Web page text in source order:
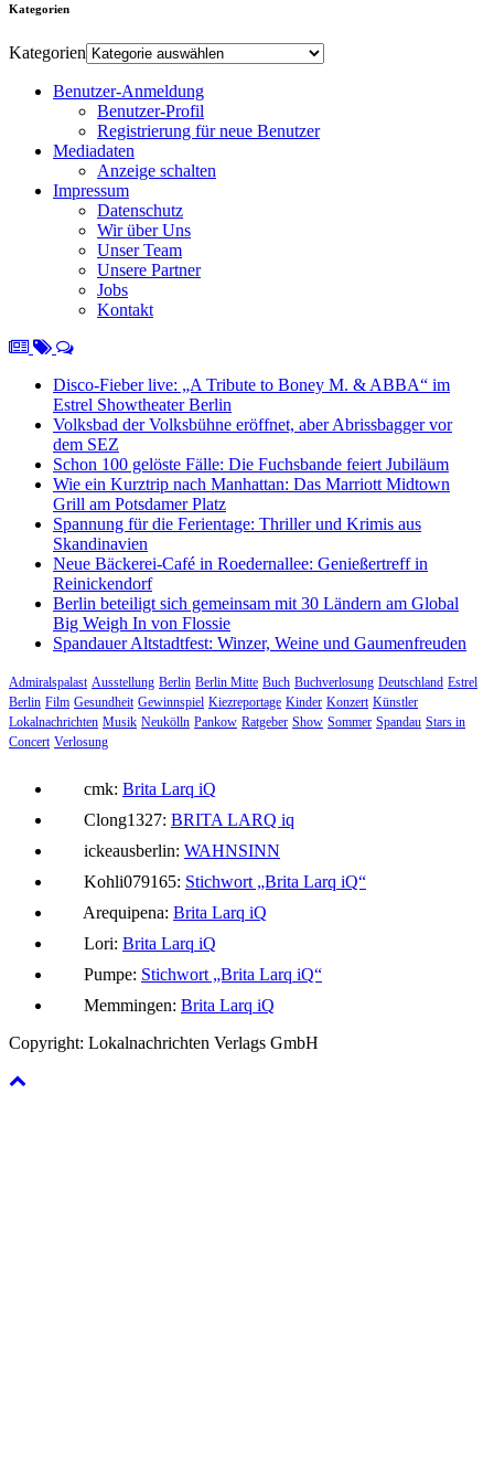
Kategorien
Kategorien
Benutzer-Anmeldung
Benutzer-Profil
Registrierung für neue Benutzer
Mediadaten
Anzeige schalten
Impressum
Datenschutz
Wir über Uns
Unser Team
Unsere Partner
Jobs
Kontakt
Disco-Fieber live: „A Tribute to Boney M. & ABBA“ im
Estrel Showtheater Berlin
Volksbad der Volksbühne eröffnet, aber Abrissbagger vor
dem SEZ
Schon 100 gelöste Fälle: Die Fuchsbande feiert Jubiläum
Wie ein Kurztrip nach Manhattan: Das Marriott Midtown
Grill am Potsdamer Platz
Spannung für die Ferientage: Thriller und Krimis aus
Skandinavien
Neue Bäckerei-Café in Roedernallee: Genießertreff in
Reinickendorf
Berlin beteiligt sich gemeinsam mit 30 Ländern am Global
Big Weigh In von Flossie
Spandauer Altstadtfest: Winzer, Weine und Gaumenfreuden
Admiralspalast Ausstellung Berlin Berlin Mitte Buch Buchverlosung Deutschland Estrel
Berlin Film Gesundheit Gewinnspiel Kiezreportage Kinder Konzert Künstler
Lokalnachrichten Musik Neukölln Pankow Ratgeber Show Sommer Spandau Stars in
Concert Verlosung
cmk: Brita Larq iQ
Clong1327: BRITA LARQ iq
ickeausberlin: WAHNSINN
Kohli079165: Stichwort „Brita Larq iQ“
Arequipena: Brita Larq iQ
Lori: Brita Larq iQ
Pumpe: Stichwort „Brita Larq iQ“
Memmingen: Brita Larq iQ
Copyright: Lokalnachrichten Verlags GmbH